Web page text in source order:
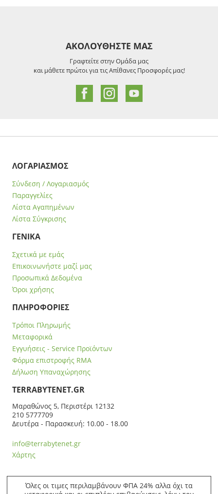
ΑΚΟΛΟΥΘΗΣΤΕ ΜΑΣ
Γραφτείτε στην Ομάδα μας
και μάθετε πρώτοι για τις Απίθανες Προσφορές μας!
ΛΟΓΑΡΙΑΣΜΟΣ
Σύνδεση / Λογαριασμός
Παραγγελίες
Λίστα Αγαπημένων
Λίστα Σύγκρισης
ΓΕΝΙΚΑ
Σχετικά με εμάς
Επικοινωνήστε μαζί μας
Προσωπικά Δεδομένα
Όροι χρήσης
ΠΛΗΡΟΦΟΡΙΕΣ
Τρόποι Πληρωμής
Μεταφορικά
Εγγυήσεις - Service Προϊόντων
Φόρμα επιστροφής RMA
Δήλωση Υπαναχώρησης
ΤERRABYTENET.GR
Μαραθώνος 5, Περιστέρι 12132
210 5777709
Δευτέρα - Παρασκευή: 10.00 - 18.00
info@terrabytenet.gr
Χάρτης
Όλες οι τιμες περιλαμβάνουν ΦΠΑ 24% αλλα όχι τα